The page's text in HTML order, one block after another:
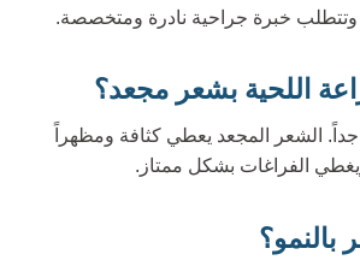
خبرة جراحية نادرة ومتخصصة.
اللحية بشعر مجعد؟
جداً. الشعر المجعد يعطي كثافة ومظهراً
ويغطي الفراغات بشكل ممتاز.
بالنمو؟